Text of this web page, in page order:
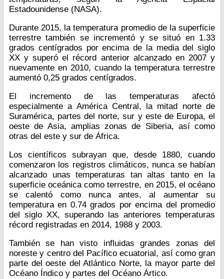
Estadounidense (NASA).
Durante 2015, la temperatura promedio de la superficie
terrestre también se incrementó y se situó en 1.33
grados centígrados por encima de la media del siglo
XX y superó el récord anterior alcanzado en 2007 y
nuevamente en 2010, cuando la temperatura terrestre
aumentó 0,25 grados centígrados.
El incremento de las temperaturas afectó
especialmente a América Central, la mitad norte de
Suramérica, partes del norte, sur y este de Europa, el
oeste de Asia, amplias zonas de Siberia, así como
otras del este y sur de África.
Los científicos subrayan que, desde 1880, cuando
comenzaron los registros climáticos, nunca se habían
alcanzado unas temperaturas tan altas tanto en la
superficie oceánica como terrestre, en 2015, el océano
se calentó como nunca antes, al aumentar su
temperatura en 0.74 grados por encima del promedio
del siglo XX, superando las anteriores temperaturas
récord registradas en 2014, 1988 y 2003.
También se han visto influidas grandes zonas del
noreste y centro del Pacífico ecuatorial, así como gran
parte del oeste del Atlántico Norte, la mayor parte del
Océano Índico y partes del Océano Ártico.